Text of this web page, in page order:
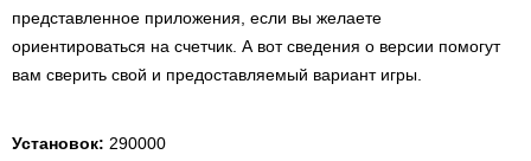
представленное приложения, если вы желаете
ориентироваться на счетчик. А вот сведения о версии помогут
вам сверить свой и предоставляемый вариант игры.
Установок: 290000